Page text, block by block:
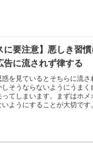
に要注意】悪しき習
告に流されず律する
を見ているとそちらに流さ
しそうならないようにうま
てしまいます。まずはホメ
ようにすることが大切です